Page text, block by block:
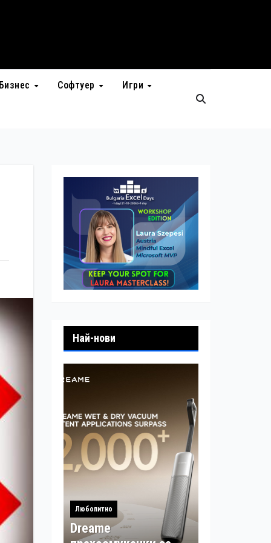
Бизнес Софтуер Игри
Най-нови
Любопитно
Dreame